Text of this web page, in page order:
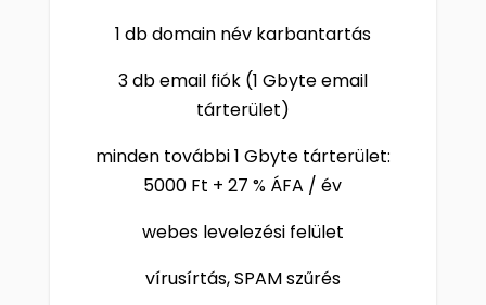
1 db domain név karbantartás
3 db email fiók (1 Gbyte email
tárterület)
minden további 1 Gbyte tárterület:
5000 Ft + 27 % ÁFA / év
webes levelezési felület
vírusírtás, SPAM szűrés